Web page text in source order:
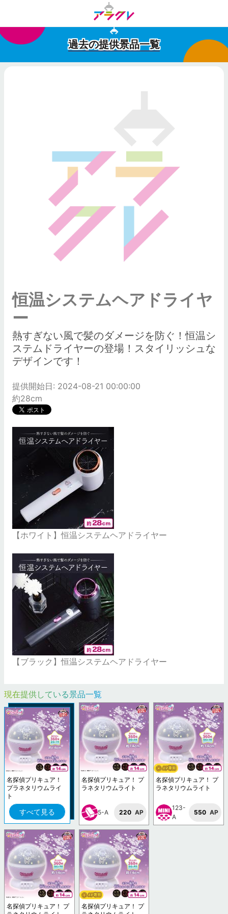
過去の提供景品一覧
恒温システムヘアドライヤ
ー
熱すぎない風で髪のダメージを防ぐ！恒温シ
ステムドライヤーの登場！スタイリッシュな
デザインです！
提供開始日: 2024-08-21 00:00:00
約28cm
【ホワイト】恒温システムヘアドライヤー
【ブラック】恒温システムヘアドライヤー
現在提供している景品一覧
名探偵プリキュア！
プラネタリウムライ
ト
すべて見る
名探偵プリキュア！ プ
ラネタリウムライト
5-A 220 AP
名探偵プリキュア！ プ
ラネタリウムライト
123-
A
550 AP
名探偵プリキュア！ プ
名探偵プリキュア！ プ